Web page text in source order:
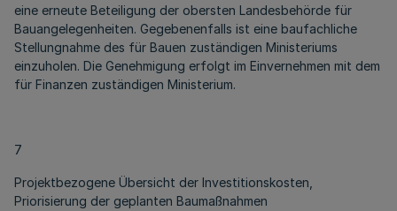
eine erneute Beteiligung der obersten Landesbehörde für
Bauangelegenheiten. Gegebenenfalls ist eine baufachliche
Stellungnahme des für Bauen zuständigen Ministeriums
einzuholen. Die Genehmigung erfolgt im Einvernehmen mit dem
für Finanzen zuständigen Ministerium.
7
Projektbezogene Übersicht der Investitionskosten,
Priorisierung der geplanten Baumaßnahmen